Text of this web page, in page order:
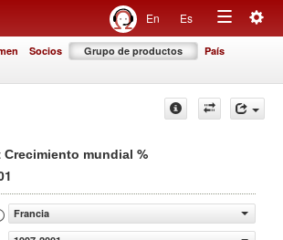
En Es
Toggle
Socios Grupo de productos País
Crecimiento mundial %
Francia